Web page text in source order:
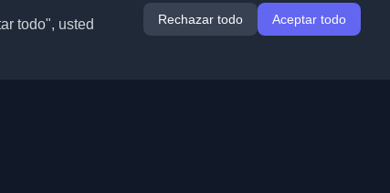
todo", usted
Rechazar todo Aceptar todo